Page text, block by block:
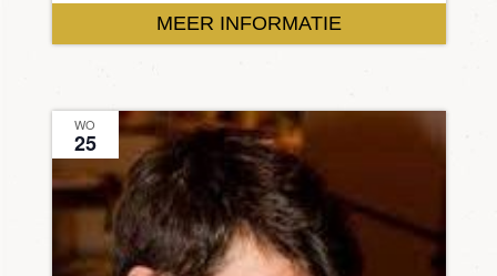
MEER INFORMATIE
WO
25